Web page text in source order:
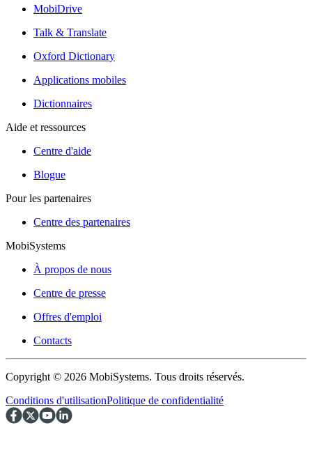
MobiDrive
Talk & Translate
Oxford Dictionary
Applications mobiles
Dictionnaires
Aide et ressources
Centre d'aide
Blogue
Pour les partenaires
Centre des partenaires
MobiSystems
À propos de nous
Centre de presse
Offres d'emploi
Contacts
Copyright © 2026 MobiSystems. Tous droits réservés.
Conditions d'utilisationPolitique de confidentialité